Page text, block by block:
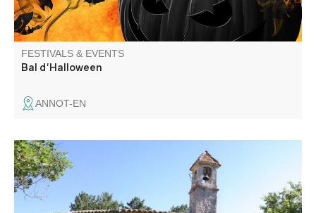
FESTIVALS & EVENTS
Bal d'Halloween
ANNOT-EN
Anciennement église du village, la chapelle Notre-Dame
avec son cimetière à proximité, date, sous sa forme
actuelle, du XVIIème siècle.